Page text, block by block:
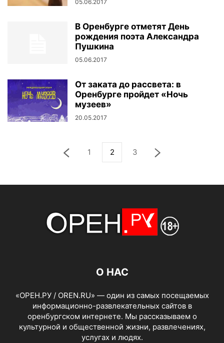
05.06.2017
В Оренбурге отметят День
рождения поэта Александра
Пушкина
05.06.2017
От заката до рассвета: в
Оренбурге пройдет «Ночь
музеев»
20.05.2017
1 2 3
О НАС
«ОРЕН.РУ / OREN.RU» — один из самых посещаемых
информационно-развлекательных сайтов в
оренбургском интернете. Мы рассказываем о
культурной и общественной жизни, развлечениях,
услугах и людях.